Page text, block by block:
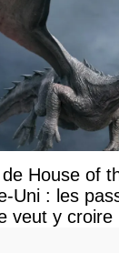
House of
Uni : les
veut y croire